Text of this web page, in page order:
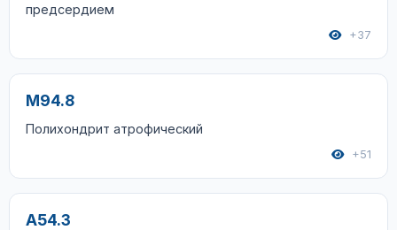
предсердием
+37
M94.8
Полихондрит атрофический
+51
A54.3